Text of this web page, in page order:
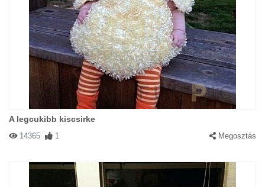
A legcukibb kiscsirke
14365 1 Megosztás